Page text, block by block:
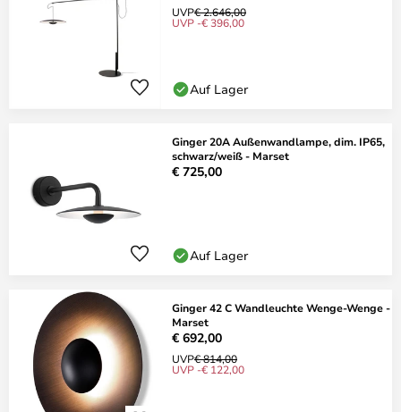
UVP€ 2.646,00
UVP -€ 396,00
Auf Lager
Ginger 20A Außenwandlampe, dim. IP65,
schwarz/weiß - Marset
€ 725,00
Auf Lager
Ginger 42 C Wandleuchte Wenge-Wenge -
Marset
€ 692,00
UVP€ 814,00
UVP -€ 122,00